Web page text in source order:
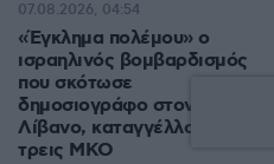
«Έγκλημα πολέμου» ο
ισραηλινός βομβαρδισμός
που σκότωσε
δημοσιογράφο στον
Λίβανο, καταγγέλλουν
τρεις ΜΚΟ
07.08.2026, 04:54